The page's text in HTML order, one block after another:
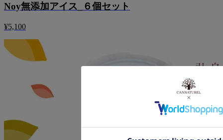
Noy無添加アイス_６個セット
¥5,100